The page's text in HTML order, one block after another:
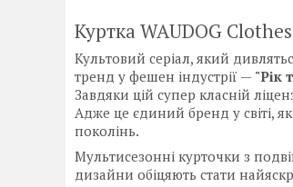
Куртка WAUDOG
Культовий серіал, який
тренд у фешен індустрії — "Рік
Завдяки цій супер класній
Адже це єдиний бренд у світі,
поколінь.
Мультисезонні курточки з
дизайни обіцяють стати